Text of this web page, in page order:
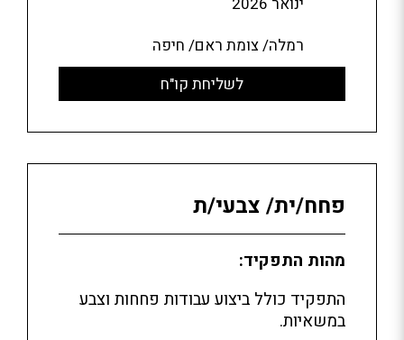
רמלה/ צומת ראם/ חיפה
לשליחת קו"ח
פחח/ית/ צבעי/ת
מהות התפקיד:
התפקיד כולל ביצוע עבודות פחחות וצבע
במשאיות.